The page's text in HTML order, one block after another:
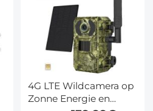
4G LTE Wildcamera op
Zonne Energie en